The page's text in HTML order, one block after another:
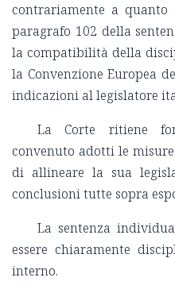
contrariamente a quanto
paragrafo 102 della
la compatibilità della
la Convenzione Europea
indicazioni al legislatore
La Corte ritiene
convenuto adotti le
di allineare la sua
conclusioni tutte sopra
La sentenza
essere chiaramente
interno.